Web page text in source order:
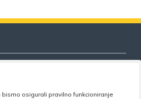
osigurali pravilno funkcioniranje